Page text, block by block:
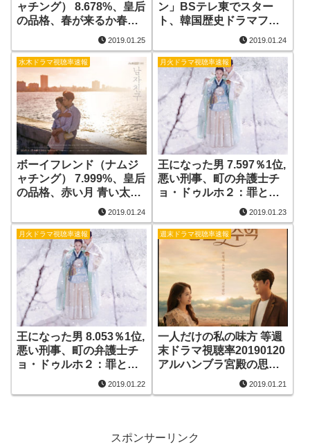
ャチング） 8.678%、皇后
の品格、春が来るか春、
どうしたのプンサンさん
視聴率 20190124
2019.01.25
ン」BSテレ東でスター
ト、韓国歴史ドラマファ
ン必見ですよ～！ 2019.01.24
水木ドラマ視聴率速報
ボーイフレンド（ナムジ
ャチング） 7.999%、皇后
の品格、赤い月 青い太
陽、どうしたのプンサン
さん 視聴率 20190123
2019.01.24
月火ドラマ視聴率速報
王になった男 7.597％1位,
悪い刑事、町の弁護士チ
ョ・ドゥルホ２：罪と
罰、ポクスが帰ってき
た、まず熱く掃除せよ 視
聴率20190122
2019.01.23
月火ドラマ視聴率速報
王になった男 8.053％1位,
悪い刑事、町の弁護士チ
ョ・ドゥルホ２：罪と
罰、ポクスが帰ってき
た、まず熱く掃除せよ 視
2019.01.22
週末ドラマ視聴率速報
一人だけの私の味方 等週
末ドラマ視聴率20190120
アルハンブラ宮殿の思い
出,私の愛の治癒期,運命と
怒り, 神との約束, SKY キ
2019.01.21
スポンサーリンク